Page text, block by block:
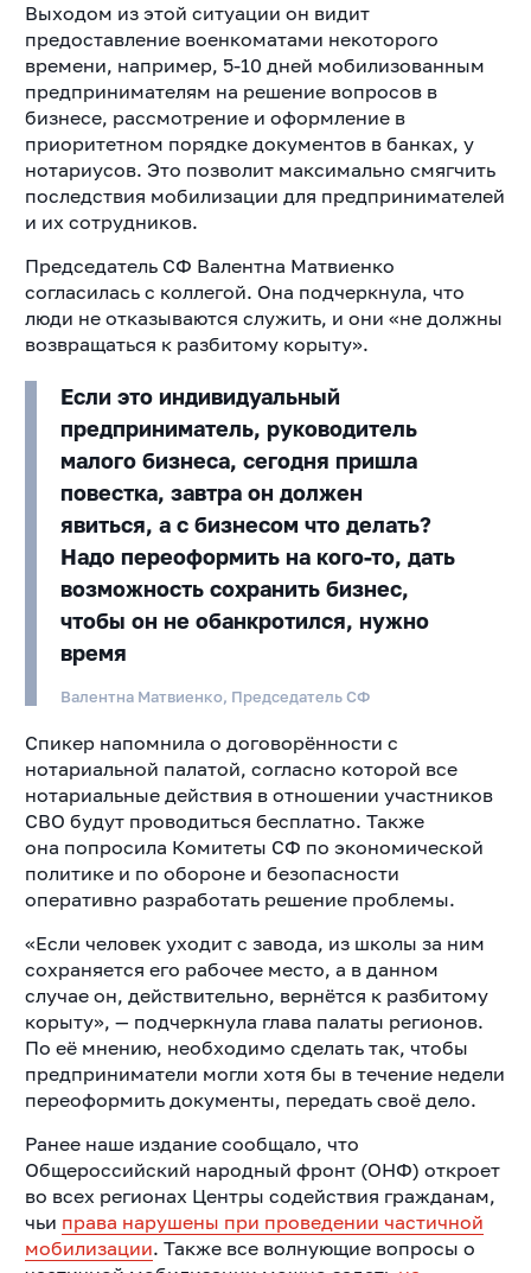
Выходом из этой ситуации он видит
предоставление военкоматами некоторого
времени, например, 5-10 дней мобилизованным
предпринимателям на решение вопросов в
бизнесе, рассмотрение и оформление в
приоритетном порядке документов в банках, у
нотариусов. Это позволит максимально смягчить
последствия мобилизации для предпринимателей
и их сотрудников.
Председатель СФ Валентна Матвиенко
согласилась с коллегой. Она подчеркнула, что
люди не отказываются служить, и они «не должны
возвращаться к разбитому корыту».
Если это индивидуальный
предприниматель, руководитель
малого бизнеса, сегодня пришла
повестка, завтра он должен
явиться, а с бизнесом что делать?
Надо переоформить на кого-то, дать
возможность сохранить бизнес,
чтобы он не обанкротился, нужно
время
Валентна Матвиенко, Председатель СФ
Спикер напомнила о договорённости с
нотариальной палатой, согласно которой все
нотариальные действия в отношении участников
СВО будут проводиться бесплатно. Также
она попросила Комитеты СФ по экономической
политике и по обороне и безопасности
оперативно разработать решение проблемы.
«Если человек уходит с завода, из школы за ним
сохраняется его рабочее место, а в данном
случае он, действительно, вернётся к разбитому
корыту», — подчеркнула глава палаты регионов.
По её мнению, необходимо сделать так, чтобы
предприниматели могли хотя бы в течение недели
переоформить документы, передать своё дело.
Ранее наше издание сообщало, что
Общероссийский народный фронт (ОНФ) откроет
во всех регионах Центры содействия гражданам,
чьи права нарушены при проведении частичной
мобилизации. Также все волнующие вопросы о